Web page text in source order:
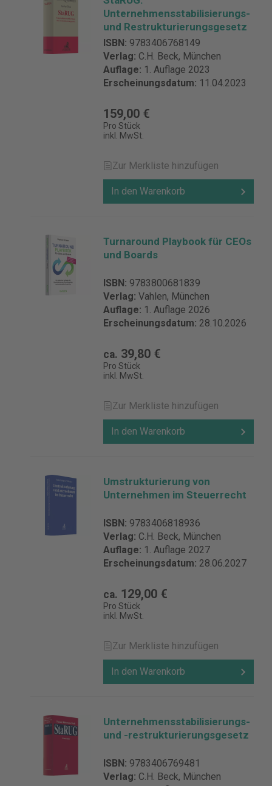
Unternehmensstabilisierungs-
und Restrukturierungsgesetz
ISBN: 9783406768149
Verlag: C.H. Beck, München
Auflage: 1. Auflage 2023
Erscheinungsdatum: 11.04.2023
159,00 €
Pro Stück
inkl. MwSt.
Zur Merkliste hinzufügen
In den Warenkorb
Turnaround Playbook für CEOs
und Boards
ISBN: 9783800681839
Verlag: Vahlen, München
Auflage: 1. Auflage 2026
Erscheinungsdatum: 28.10.2026
ca. 39,80 €
Pro Stück
inkl. MwSt.
Zur Merkliste hinzufügen
In den Warenkorb
Umstrukturierung von
Unternehmen im Steuerrecht
ISBN: 9783406818936
Verlag: C.H. Beck, München
Auflage: 1. Auflage 2027
Erscheinungsdatum: 28.06.2027
ca. 129,00 €
Pro Stück
inkl. MwSt.
Zur Merkliste hinzufügen
In den Warenkorb
Unternehmensstabilisierungs-
und -restrukturierungsgesetz
ISBN: 9783406769481
Verlag: C.H. Beck, München